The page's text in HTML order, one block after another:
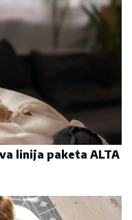
linija paketa ALTA